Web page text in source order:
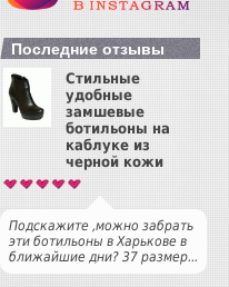
Последние отзывы
Стильные
удобные
замшевые
ботильоны на
каблуке из
черной кожи
Подскажите ,можно забрать
эти ботильоны в Харькове в
ближайшие дни? 37 размер...